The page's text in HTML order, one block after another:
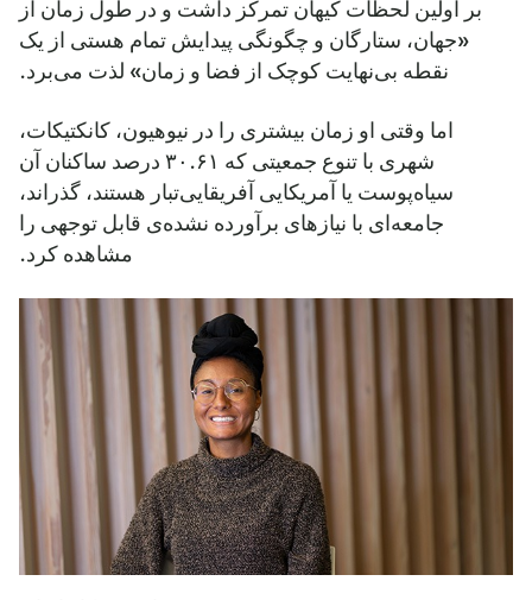
بر اولین لحظات کیهان تمرکز داشت و در طول زمان از
«جهان، ستارگان و چگونگی پیدایش تمام هستی از یک
نقطه بی‌نهایت کوچک از فضا و زمان» لذت می‌برد.
اما وقتی او زمان بیشتری را در نیوهیون، کانکتیکات،
شهری با تنوع جمعیتی که ۳۰.۶۱ درصد ساکنان آن
سیاه‌پوست یا آمریکایی آفریقایی‌تبار هستند، گذراند،
جامعه‌ای با نیازهای برآورده نشده‌ی قابل توجهی را
مشاهده کرد.